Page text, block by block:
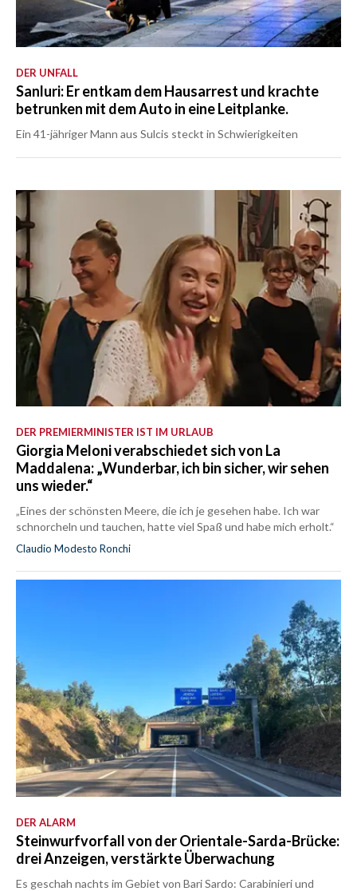
DER UNFALL
Sanluri: Er entkam dem Hausarrest und krachte
betrunken mit dem Auto in eine Leitplanke.
Ein 41-jähriger Mann aus Sulcis steckt in Schwierigkeiten
DER PREMIERMINISTER IST IM URLAUB
Giorgia Meloni verabschiedet sich von La
Maddalena: „Wunderbar, ich bin sicher, wir sehen
uns wieder.“
„Eines der schönsten Meere, die ich je gesehen habe. Ich war
schnorcheln und tauchen, hatte viel Spaß und habe mich erholt.“
Claudio Modesto Ronchi
DER ALARM
Steinwurfvorfall von der Orientale-Sarda-Brücke:
drei Anzeigen, verstärkte Überwachung
Es geschah nachts im Gebiet von Bari Sardo: Carabinieri und